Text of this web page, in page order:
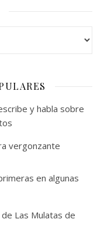
y habla sobre
vergonzante
en algunas
Las Mulatas de